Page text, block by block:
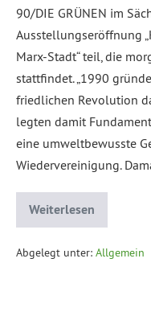
90/DIE GRÜNEN im
Ausstellungseröffnung
Marx-Stadt“ teil, die
stattfindet. „1990
friedlichen Revolution
legten damit
eine umweltbewusste
Wiedervereinigung.
Weiterlesen
Abgelegt unter: Allgemein